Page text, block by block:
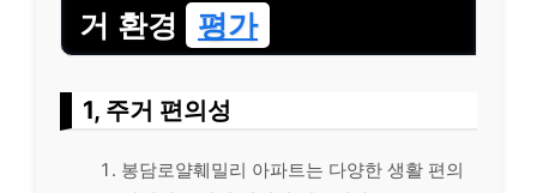
거 환경
평가
1, 주거 편의성
봉담로얄훼밀리 아파트는 다양한 생활 편의